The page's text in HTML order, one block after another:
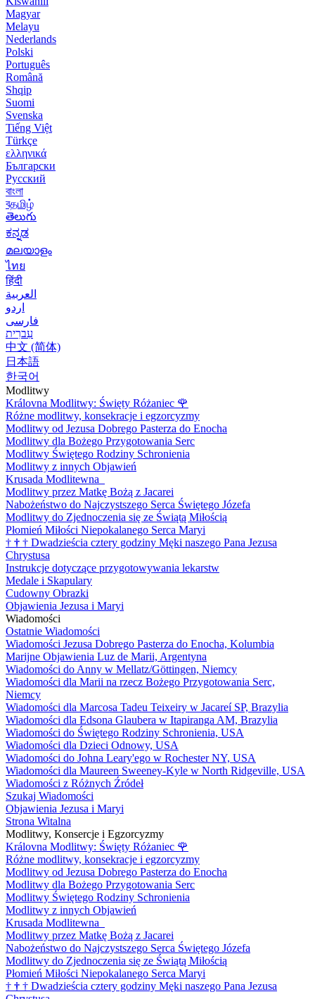
Magyar
Melayu
Nederlands
Polski
Português
Română
Shqip
Suomi
Svenska
Tiếng Việt
Türkçe
ελληνικά
Български
Русский
বাংলা
বதமிழ்
తెలుగు
ಕನ್ನಡ
മലയാളം
ไทย
हिंदी
العربية
اردو
فارسی
עִברִית
中文 (简体)
日本語
한국어
Modlitwy
Královna Modlitwy: Święty Różaniec 🌹
Różne modlitwy, konsekracje i egzorcyzmy
Modlitwy od Jezusa Dobrego Pasterza do Enocha
Modlitwy dla Bożego Przygotowania Serc
Modlitwy Świętego Rodziny Schronienia
Modlitwy z innych Objawień
Krusada Modlitewna
Modlitwy przez Matkę Bożą z Jacarei
Nabożeństwo do Najczystszego Serca Świętego Józefa
Modlitwy do Zjednoczenia się ze Świątą Miłością
Płomień Miłości Niepokalanego Serca Maryi
† † † Dwadzieścia cztery godziny Męki naszego Pana Jezusa
Chrystusa
Instrukcje dotyczące przygotowywania lekarstw
Medale i Skapulary
Cudowny Obrazki
Objawienia Jezusa i Maryi
Wiadomości
Ostatnie Wiadomości
Wiadomości Jezusa Dobrego Pasterza do Enocha, Kolumbia
Marijne Objawienia Luz de Marii, Argentyna
Wiadomości do Anny w Mellatz/Göttingen, Niemcy
Wiadomości dla Marii na rzecz Bożego Przygotowania Serc,
Niemcy
Wiadomości dla Marcosa Tadeu Teixeiry w Jacareí SP, Brazylia
Wiadomości dla Edsona Glaubera w Itapiranga AM, Brazylia
Wiadomości do Świętego Rodziny Schronienia, USA
Wiadomości dla Dzieci Odnowy, USA
Wiadomości do Johna Leary'ego w Rochester NY, USA
Wiadomości dla Maureen Sweeney-Kyle w North Ridgeville, USA
Wiadomości z Różnych Źródeł
Szukaj Wiadomości
Objawienia Jezusa i Maryi
Strona Witalna
Modlitwy, Konsercje i Egzorcyzmy
Královna Modlitwy: Święty Różaniec 🌹
Różne modlitwy, konsekracje i egzorcyzmy
Modlitwy od Jezusa Dobrego Pasterza do Enocha
Modlitwy dla Bożego Przygotowania Serc
Modlitwy Świętego Rodziny Schronienia
Modlitwy z innych Objawień
Krusada Modlitewna
Modlitwy przez Matkę Bożą z Jacarei
Nabożeństwo do Najczystszego Serca Świętego Józefa
Modlitwy do Zjednoczenia się ze Świątą Miłością
Płomień Miłości Niepokalanego Serca Maryi
† † † Dwadzieścia cztery godziny Męki naszego Pana Jezusa